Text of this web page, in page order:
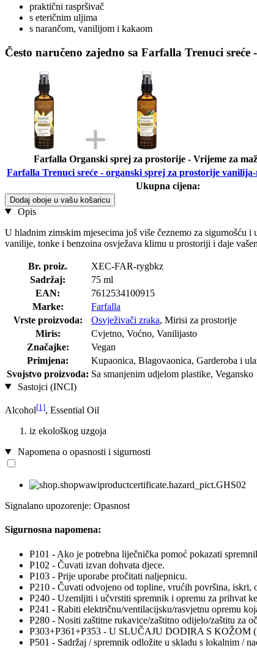
praktični raspršivač
s eteričnim uljima
s narančom, vanilijom i kakaom
Često naručeno zajedno sa Farfalla Trenuci
Farfalla Organski sprej za prostorije - Vrijeme za
Farfalla Trenuci sreće - organski sprej za prostorije
Ukupna cijena:
Dodaj oboje u vašu košaricu
Opis
U hladnim zimskim mjesecima još više čeznemo za sigurnošću
vanilije, tonke i benzoina osvježava klimu u prostoriji i daje
Br. proiz.
XEC-FAR-rygbkz
Sadržaj:
75 ml
EAN:
7612534100915
Marke:
Farfalla
Vrste proizvoda:
Osvježivači zraka, Mirisi za prostorije
Miris:
Cvjetno, Voćno, Vanilijasto
Značajke:
Vegan
Primjena:
Kupaonica, Blagovaonica, Garderoba i
Svojstvo proizvoda: Sa smanjenim udjelom plastike, Vegansko
Sastojci (INCI)
Alcohol[1], Essential Oil
iz ekološkog uzgoja
Napomena o opasnosti i sigurnosti
Signalano upozorenje: Opasnost
Sigurnosna napomena:
P101 - Ako je potrebna liječnička pomoć pokazati
P102 - Čuvati izvan dohvata djece.
P103 - Prije uporabe pročitati naljepnicu.
P210 - Čuvati odvojeno od topline, vrućih površina, iskri,
P240 - Uzemljiti i učvrstiti spremnik i opremu za prihvat
P241 - Rabiti električnu/ventilacijsku/rasvjetnu opremu
P280 - Nositi zaštitne rukavice/zaštitno odijelo/zaštitu za
P303+P361+P353 - U SLUČAJU DODIRA S KOŽOM
P501 - Sadržaj / spremnik odložite u skladu s lokalnim /